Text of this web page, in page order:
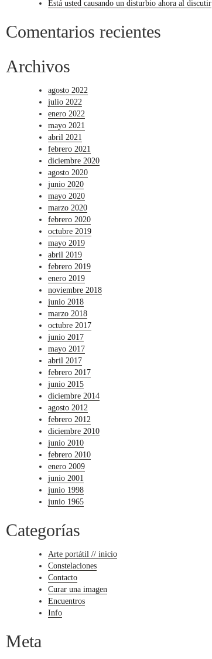
Está usted causando un disturbio ahora al discutir
Comentarios recientes
Archivos
agosto 2022
julio 2022
enero 2022
mayo 2021
abril 2021
febrero 2021
diciembre 2020
agosto 2020
junio 2020
mayo 2020
marzo 2020
febrero 2020
octubre 2019
mayo 2019
abril 2019
febrero 2019
enero 2019
noviembre 2018
junio 2018
marzo 2018
octubre 2017
junio 2017
mayo 2017
abril 2017
febrero 2017
junio 2015
diciembre 2014
agosto 2012
febrero 2012
diciembre 2010
junio 2010
febrero 2010
enero 2009
junio 2001
junio 1998
junio 1965
Categorías
Arte portátil // inicio
Constelaciones
Contacto
Curar una imagen
Encuentros
Info
Meta